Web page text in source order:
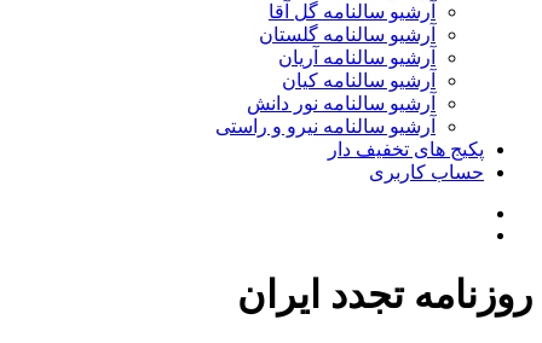
آرشیو سالنامه گل آقا
آرشیو سالنامه گلستان
آرشیو سالنامه آریان
آرشیو سالنامه کیان
آرشیو سالنامه نور دانش
آرشیو سالنامه نیرو و راستی
پکیج های تخفیف دار
حساب کاربری
روزنامه تجدد ایران